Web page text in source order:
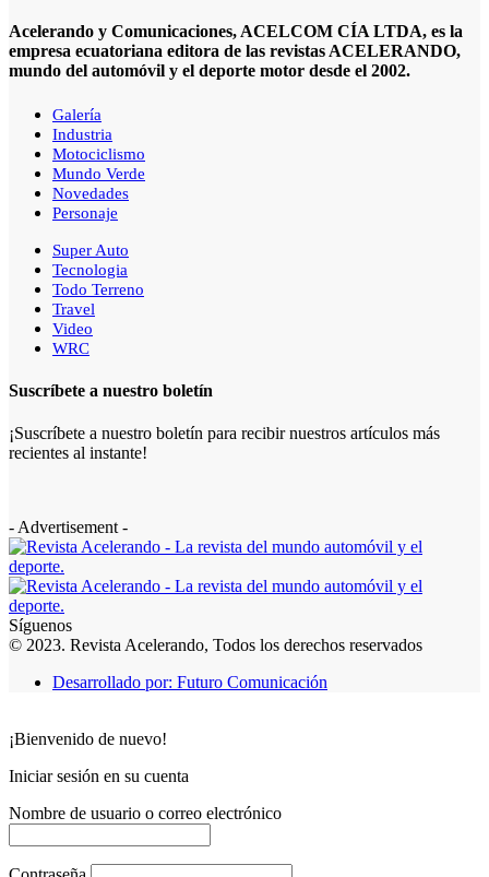
Acelerando y Comunicaciones, ACELCOM CÍA LTDA, es la
empresa ecuatoriana editora de las revistas ACELERANDO,
mundo del automóvil y el deporte motor desde el 2002.
Galería
Industria
Motociclismo
Mundo Verde
Novedades
Personaje
Super Auto
Tecnologia
Todo Terreno
Travel
Video
WRC
Suscríbete a nuestro boletín
¡Suscríbete a nuestro boletín para recibir nuestros artículos más
recientes al instante!
- Advertisement -
Síguenos
© 2023. Revista Acelerando, Todos los derechos reservados
Desarrollado por: Futuro Comunicación
¡Bienvenido de nuevo!
Iniciar sesión en su cuenta
Nombre de usuario o correo electrónico